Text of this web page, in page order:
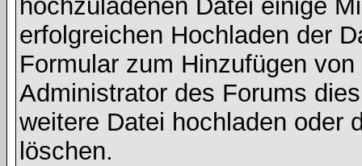
hochzuladenen Datei einige
erfolgreichen Hochladen der
Formular zum Hinzufügen
Administrator des Forums
weitere Datei hochladen oder
löschen.